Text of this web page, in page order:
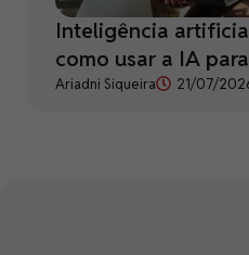
Inteligência
como usar a IA
Ariadni Siqueira 21/07/